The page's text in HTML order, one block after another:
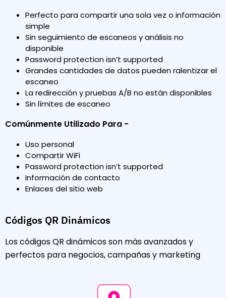
Perfecto para compartir una sola vez o información
simple
Sin seguimiento de escaneos y análisis no
disponible
Password protection isn’t supported
Grandes cantidades de datos pueden ralentizar el
escaneo
La redirección y pruebas A/B no están disponibles
Sin límites de escaneo
Comúnmente Utilizado Para -
Uso personal
Compartir WiFi
Password protection isn’t supported
Información de contacto
Enlaces del sitio web
Códigos QR Dinámicos
Los códigos QR dinámicos son más avanzados y
perfectos para negocios, campañas y marketing